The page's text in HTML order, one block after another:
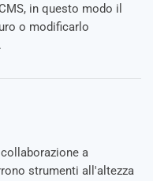
in questo modo il
o modificarlo
a
strumenti all'altezza